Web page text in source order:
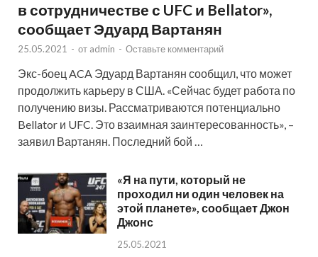
в сотрудничестве с UFC и Bellator»,
сообщает Эдуард Вартанян
25.05.2021 - от admin - Оставьте комментарий
Экс-боец ACA Эдуард Вартанян сообщил, что может
продолжить карьеру в США. «Сейчас будет работа по
получению визы. Рассматриваются потенциально
Bellator и UFC. Это взаимная заинтересованность», –
заявил Вартанян. Последний бой …
«Я на пути, который не
проходил ни один человек на
этой планете», сообщает Джон
Джонс
25.05.2021